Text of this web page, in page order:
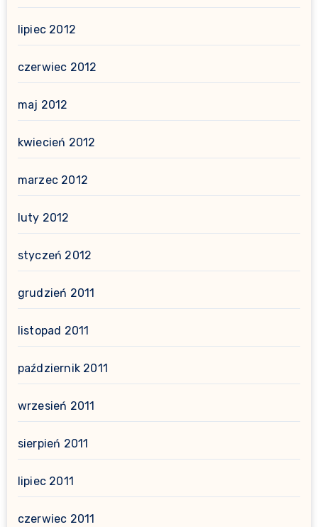
lipiec 2012
czerwiec 2012
maj 2012
kwiecień 2012
marzec 2012
luty 2012
styczeń 2012
grudzień 2011
listopad 2011
październik 2011
wrzesień 2011
sierpień 2011
lipiec 2011
czerwiec 2011